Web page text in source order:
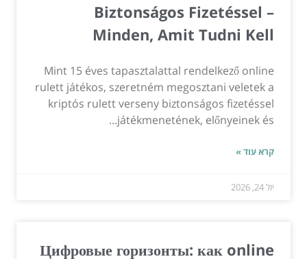
Biztonságos Fizetéssel –
Minden, Amit Tudni Kell
Mint 15 éves tapasztalattal rendelkező online
rulett játékos, szeretném megosztani veletek a
kriptós rulett verseny biztonságos fizetéssel
játékmenetének, előnyeinek és...
קרא עוד »
יול 24, 2026
Цифровые горизонты: как online